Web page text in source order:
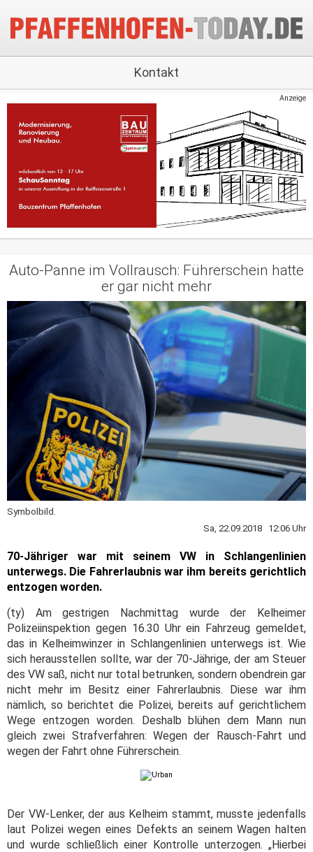
Kontakt
Anzeige
Auto-Panne im Vollrausch: Führerschein hatte
er gar nicht mehr
Symbolbild.
Sa, 22.09.2018 12:06 Uhr
70-Jähriger war mit seinem VW in Schlangenlinien
unterwegs. Die Fahrerlaubnis war ihm bereits gerichtlich
entzogen worden.
(ty) Am gestrigen Nachmittag wurde der Kelheimer
Polizeiinspektion gegen 16.30 Uhr ein Fahrzeug gemeldet,
das in Kelheimwinzer in Schlangenlinien unterwegs ist. Wie
sich herausstellen sollte, war der 70-Jährige, der am Steuer
des VW saß, nicht nur total betrunken, sondern obendrein gar
nicht mehr im Besitz einer Fahrerlaubnis. Diese war ihm
nämlich, so berichtet die Polizei, bereits auf gerichtlichem
Wege entzogen worden. Deshalb blühen dem Mann nun
gleich zwei Strafverfahren: Wegen der Rausch-Fahrt und
wegen der Fahrt ohne Führerschein.
Der VW-Lenker, der aus Kelheim stammt, musste jedenfalls
laut Polizei wegen eines Defekts an seinem Wagen halten
und wurde schließlich einer Kontrolle unterzogen. „Hierbei